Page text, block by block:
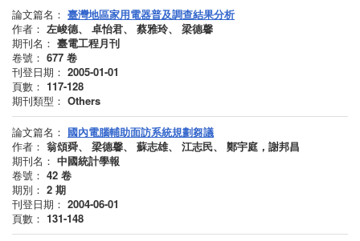
論文篇名： 臺灣地區家用電器普及調查結果分析
作者： 左峻德、 卓怡君、 蔡雅玲、 梁德馨
期刊名： 臺電工程月刊
卷號： 677 卷
刊登日期： 2005-01-01
頁數： 117-128
期刊類型： Others
論文篇名： 國內電腦輔助面訪系統規劃芻議
作者： 翁頌舜、 梁德馨、 蘇志雄、 江志民、 鄭宇庭，謝邦昌
期刊名： 中國統計學報
卷號： 42 卷
期別： 2 期
刊登日期： 2004-06-01
頁數： 131-148